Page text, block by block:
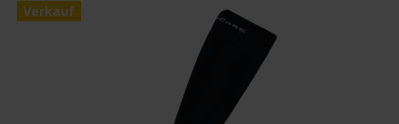
Verkauf